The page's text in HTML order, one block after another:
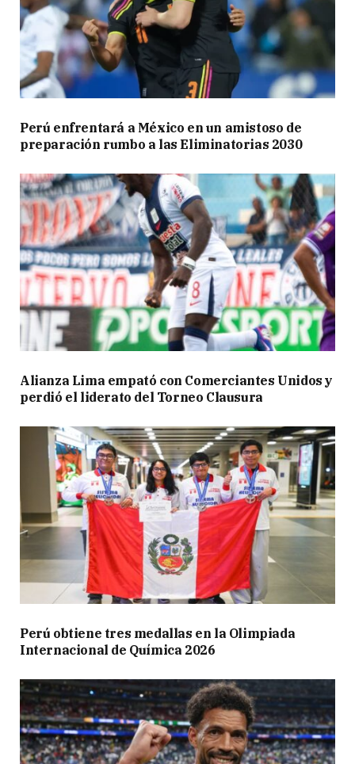
Perú enfrentará a México en un amistoso de
preparación rumbo a las Eliminatorias 2030
Alianza Lima empató con Comerciantes Unidos y
perdió el liderato del Torneo Clausura
Perú obtiene tres medallas en la Olimpiada
Internacional de Química 2026